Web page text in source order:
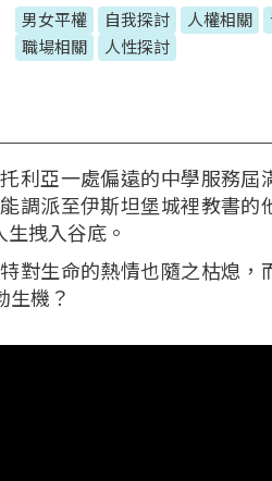
男女平權 自我探討 人權相關
職場相關
人性探討
利亞一處偏遠的中學服務屆
調派至伊斯坦堡城裡教書的
拽入谷底。
對生命的熱情也隨之枯熄，
生機？